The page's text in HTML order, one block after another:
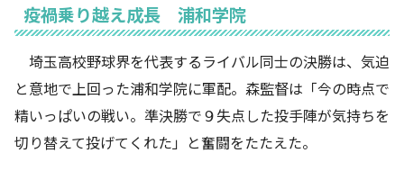
疫禍乗り越え成長 浦和学院
埼玉高校野球界を代表するライバル同士の決勝は、気迫
と意地で上回った浦和学院に軍配。森監督は「今の時点で
精いっぱいの戦い。準決勝で９失点した投手陣が気持ちを
切り替えて投げてくれた」と奮闘をたたえた。